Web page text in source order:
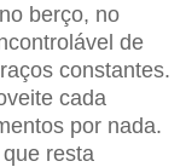
berço, no
de
constantes.
cada
por nada.
resta